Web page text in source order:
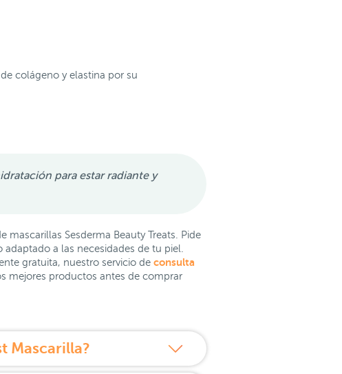
colágeno y elastina por su
para estar radiante y
Sesderma Beauty Treats. Pide
a las necesidades de tu piel.
gratuita, nuestro servicio de consulta
mejores productos antes de comprar
Mascarilla?